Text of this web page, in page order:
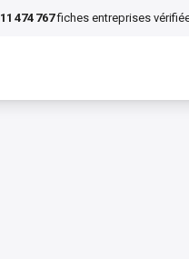
11 474 767 fiches entreprises